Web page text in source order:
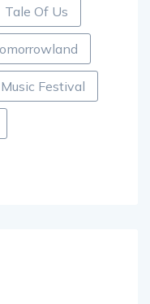
Tale Of Us
Festival